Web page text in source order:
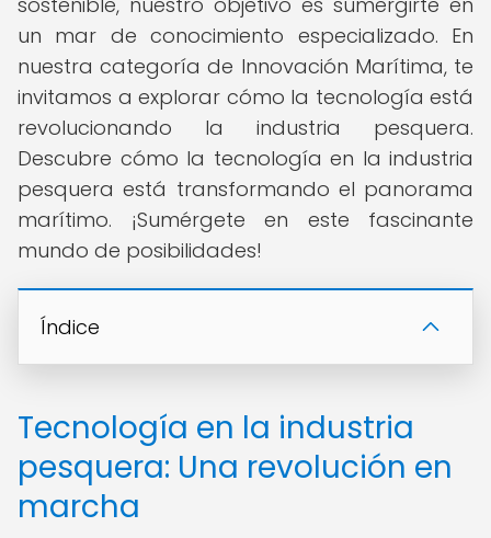
un mar de conocimiento especializado. En
nuestra categoría de Innovación Marítima, te
invitamos a explorar cómo la tecnología está
revolucionando la industria pesquera.
Descubre cómo la tecnología en la industria
pesquera está transformando el panorama
marítimo. ¡Sumérgete en este fascinante
mundo de posibilidades!
Índice
Tecnología en la industria
pesquera: Una revolución en
marcha